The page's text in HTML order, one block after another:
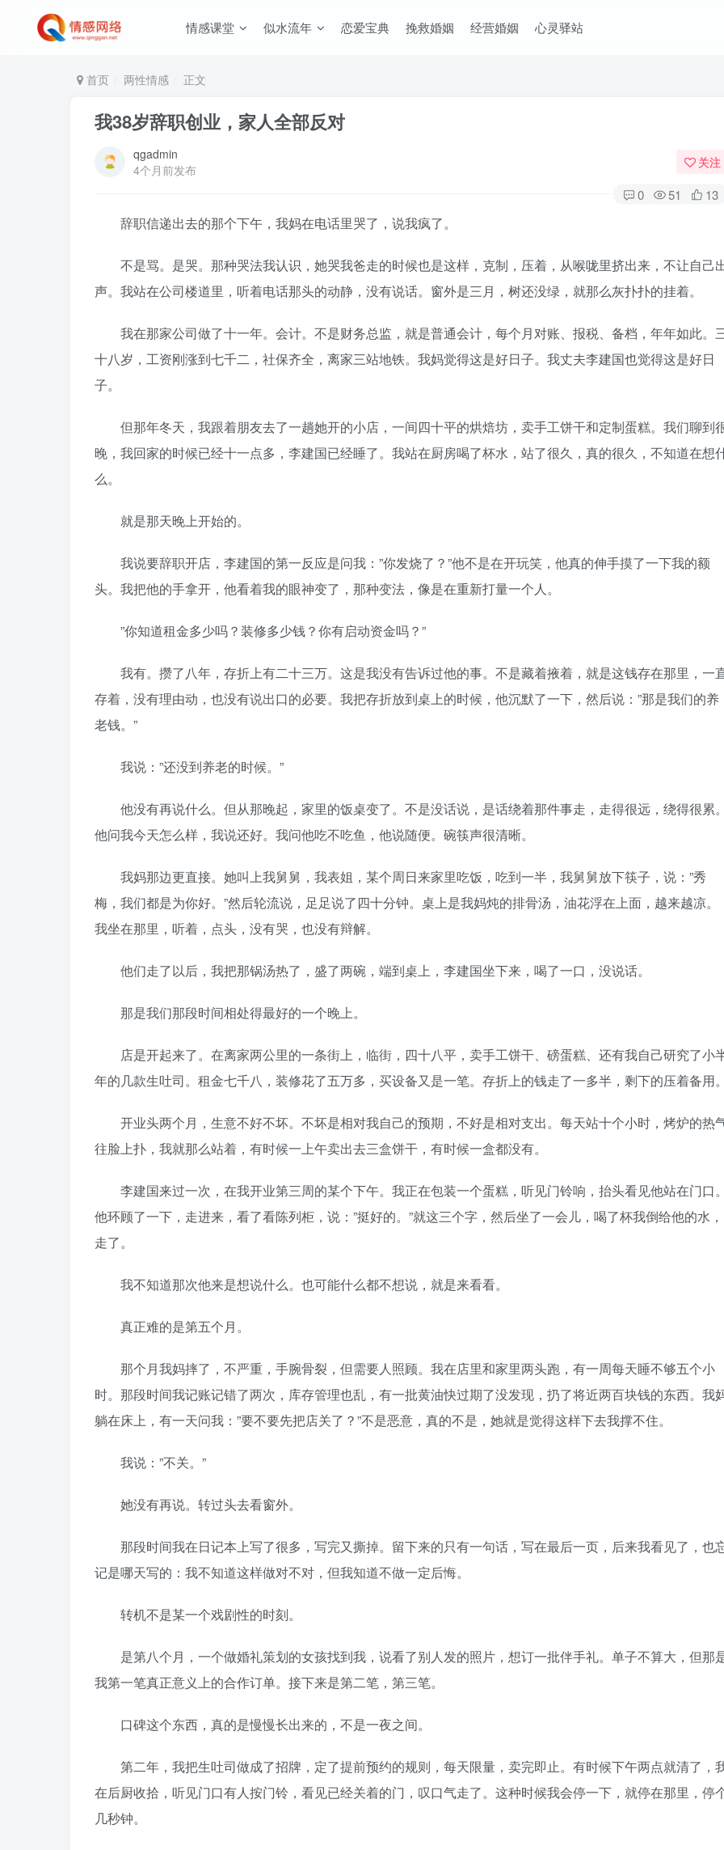
情感课堂 似水流年 恋爱宝典 挽救婚姻 经营婚姻 心灵驿站
首页 两性情感 正文
我38岁辞职创业，家人全部反对
qgadmin
4个月前发布
关注
0 51 13
辞职信递出去的那个下午，我妈在电话里哭了，说我疯了。
不是骂。是哭。那种哭法我认识，她哭我爸走的时候也是这样，克制，压着，从喉咙里挤出来，不让自己
声。我站在公司楼道里，听着电话那头的动静，没有说话。窗外是三月，树还没绿，就那么灰扑扑的挂着。
我在那家公司做了十一年。会计。不是财务总监，就是普通会计，每个月对账、报税、备档，年年如此。
十八岁，工资刚涨到七千二，社保齐全，离家三站地铁。我妈觉得这是好日子。我丈夫李建国也觉得这是好日
子。
但那年冬天，我跟着朋友去了一趟她开的小店，一间四十平的烘焙坊，卖手工饼干和定制蛋糕。我们聊到
晚，我回家的时候已经十一点多，李建国已经睡了。我站在厨房喝了杯水，站了很久，真的很久，不知道在想
么。
就是那天晚上开始的。
我说要辞职开店，李建国的第一反应是问我：”你发烧了？”他不是在开玩笑，他真的伸手摸了一下我的额
头。我把他的手拿开，他看着我的眼神变了，那种变法，像是在重新打量一个人。
”你知道租金多少吗？装修多少钱？你有启动资金吗？”
我有。攒了八年，存折上有二十三万。这是我没有告诉过他的事。不是藏着掖着，就是这钱存在那里，一
存着，没有理由动，也没有说出口的必要。我把存折放到桌上的时候，他沉默了一下，然后说：”那是我们的养
老钱。”
我说：”还没到养老的时候。”
他没有再说什么。但从那晚起，家里的饭桌变了。不是没话说，是话绕着那件事走，走得很远，绕得很累
他问我今天怎么样，我说还好。我问他吃不吃鱼，他说随便。碗筷声很清晰。
我妈那边更直接。她叫上我舅舅，我表姐，某个周日来家里吃饭，吃到一半，我舅舅放下筷子，说：”秀
梅，我们都是为你好。”然后轮流说，足足说了四十分钟。桌上是我妈炖的排骨汤，油花浮在上面，越来越凉。
我坐在那里，听着，点头，没有哭，也没有辩解。
他们走了以后，我把那锅汤热了，盛了两碗，端到桌上，李建国坐下来，喝了一口，没说话。
那是我们那段时间相处得最好的一个晚上。
店是开起来了。在离家两公里的一条街上，临街，四十八平，卖手工饼干、磅蛋糕、还有我自己研究了小
年的几款生吐司。租金七千八，装修花了五万多，买设备又是一笔。存折上的钱走了一多半，剩下的压着备用
开业头两个月，生意不好不坏。不坏是相对我自己的预期，不好是相对支出。每天站十个小时，烤炉的热
往脸上扑，我就那么站着，有时候一上午卖出去三盒饼干，有时候一盒都没有。
李建国来过一次，在我开业第三周的某个下午。我正在包装一个蛋糕，听见门铃响，抬头看见他站在门口
他环顾了一下，走进来，看了看陈列柜，说：”挺好的。”就这三个字，然后坐了一会儿，喝了杯我倒给他的水，
走了。
我不知道那次他来是想说什么。也可能什么都不想说，就是来看看。
真正难的是第五个月。
那个月我妈摔了，不严重，手腕骨裂，但需要人照顾。我在店里和家里两头跑，有一周每天睡不够五个小
时。那段时间我记账记错了两次，库存管理也乱，有一批黄油快过期了没发现，扔了将近两百块钱的东西。我
躺在床上，有一天问我：”要不要先把店关了？”不是恶意，真的不是，她就是觉得这样下去我撑不住。
我说：”不关。”
她没有再说。转过头去看窗外。
那段时间我在日记本上写了很多，写完又撕掉。留下来的只有一句话，写在最后一页，后来我看见了，也
记是哪天写的：我不知道这样做对不对，但我知道不做一定后悔。
转机不是某一个戏剧性的时刻。
是第八个月，一个做婚礼策划的女孩找到我，说看了别人发的照片，想订一批伴手礼。单子不算大，但那
我第一笔真正意义上的合作订单。接下来是第二笔，第三笔。
口碑这个东西，真的是慢慢长出来的，不是一夜之间。
第二年，我把生吐司做成了招牌，定了提前预约的规则，每天限量，卖完即止。有时候下午两点就清了，
在后厨收拾，听见门口有人按门铃，看见已经关着的门，叹口气走了。这种时候我会停一下，就停在那里，停
几秒钟。